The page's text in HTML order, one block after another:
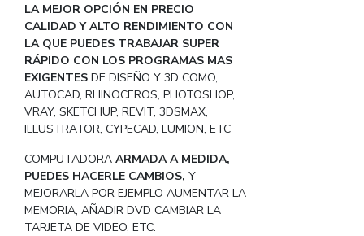
LA MEJOR OPCIÓN EN PRECIO
CALIDAD Y ALTO RENDIMIENTO CON
LA QUE PUEDES TRABAJAR SUPER
RÁPIDO CON LOS PROGRAMAS MAS
EXIGENTES DE DISEÑO Y 3D COMO,
AUTOCAD, RHINOCEROS, PHOTOSHOP,
VRAY, SKETCHUP, REVIT, 3DSMAX,
ILLUSTRATOR, CYPECAD, LUMION, ETC
COMPUTADORA ARMADA A MEDIDA,
PUEDES HACERLE CAMBIOS, Y
MEJORARLA POR EJEMPLO AUMENTAR LA
MEMORIA, AÑADIR DVD CAMBIAR LA
TARJETA DE VIDEO, ETC.